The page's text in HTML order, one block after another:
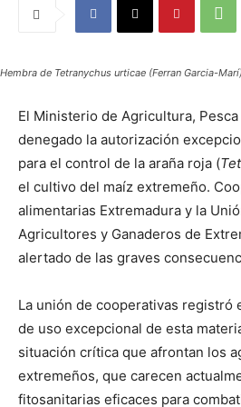
Hembra de Tetranychus urticae (Ferran Garcia-
El Ministerio de Agricultura,
denegado la autorización
para el control de la araña roja (
el cultivo del maíz extremeño.
alimentarias Extremadura y la
Agricultores y Ganaderos de
alertado de las graves
La unión de cooperativas registró
de uso excepcional de esta
situación crítica que afrontan los
extremeños, que carecen
fitosanitarias eficaces para